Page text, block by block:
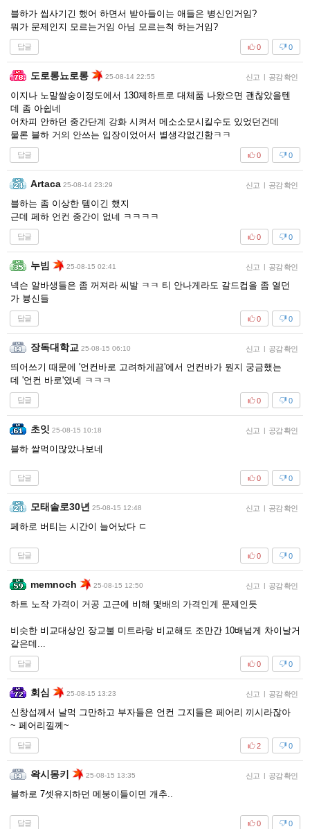
블하가 씹사기긴 했어 하면서 받아들이는 애들은 병신인거임?
뭐가 문제인지 모르는거임 아님 모르는척 하는거임?
답글 0
0
도로롱뇨로롱 25-08-14 22:55 신고 | 공감 확인
이지나 노말쌀숭이정도에서 130제하트로 대체품 나왔으면 괜찮았을텐
데 좀 아쉽네
어차피 안하던 중간단계 강화 시켜서 메소소모시킬수도 있었던건데
물론 블하 거의 안쓰는 입장이었어서 별생각없긴함ㅋㅋ
답글 0
0
Artaca 25-08-14 23:29 신고 | 공감 확인
블하는 좀 이상한 템이긴 했지
근데 페하 언컨 중간이 없네 ㅋㅋㅋㅋ
답글 0
0
누빔 25-08-15 02:41 신고 | 공감 확인
넥슨 알바생들은 좀 꺼져라 씨발 ㅋㅋ 티 안나게라도 갈드컵을 좀 열던
가 븅신들
답글 0
0
장독대학교 25-08-15 06:10 신고 | 공감 확인
띄어쓰기 때문에 '언컨바로 고려하게끔'에서 언컨바가 뭔지 궁금했는
데 '언컨 바로'였네 ㅋㅋㅋ
답글 0
0
초잇 25-08-15 10:18 신고 | 공감 확인
블하 쌀먹이많았나보네
답글 0
0
모태솔로30년 25-08-15 12:48 신고 | 공감 확인
페하로 버티는 시간이 늘어났다 ㄷ
답글 0
0
memnoch 25-08-15 12:50 신고 | 공감 확인
하트 노작 가격이 거공 고근에 비해 몇배의 가격인게 문제인듯
비슷한 비교대상인 장교불 미트라랑 비교해도 조만간 10배넘게 차이날거
같은데...
답글 0
0
회심 25-08-15 13:23 신고 | 공감 확인
신창섭께서 날먹 그만하고 부자들은 언컨 그지들은 페어리 끼시라잖아
~ 페어리낄께~
답글 0
2
왁시몽키 25-08-15 13:35 신고 | 공감 확인
블하로 7셋유지하던 메붕이들이면 개추..
답글 0
0